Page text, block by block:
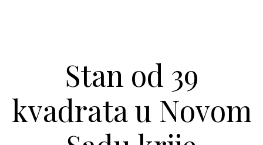
Stan od 39
kvadrata u Novom